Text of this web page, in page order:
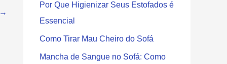
→
Por Que Higienizar Seus Estofados é
Essencial
Como Tirar Mau Cheiro do Sofá
Mancha de Sangue no Sofá: Como